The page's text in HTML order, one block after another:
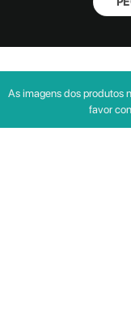
As imagens dos produtos
favor